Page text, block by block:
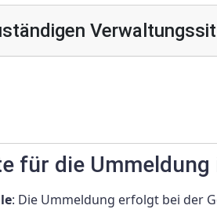
für die
: Die Ummeldung erfolgt bei der